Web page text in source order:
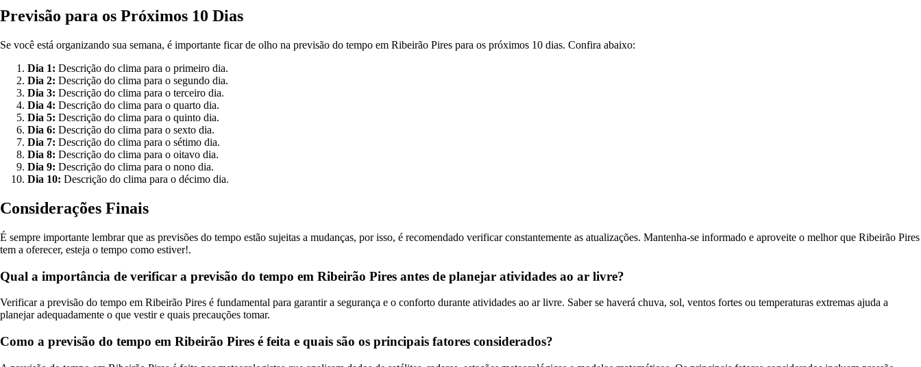
Previsão para os Próximos 10 Dias
Se você está organizando sua semana, é importante ficar de olho na previsão do tempo em Ribeirão Pires para os próximos 10 dias. Confira abaixo:
Dia 1: Descrição do clima para o primeiro dia.
Dia 2: Descrição do clima para o segundo dia.
Dia 3: Descrição do clima para o terceiro dia.
Dia 4: Descrição do clima para o quarto dia.
Dia 5: Descrição do clima para o quinto dia.
Dia 6: Descrição do clima para o sexto dia.
Dia 7: Descrição do clima para o sétimo dia.
Dia 8: Descrição do clima para o oitavo dia.
Dia 9: Descrição do clima para o nono dia.
Dia 10: Descrição do clima para o décimo dia.
Considerações Finais
É sempre importante lembrar que as previsões do tempo estão sujeitas a mudanças, por isso, é recomendado verificar constantemente as atualizações. Mantenha-se informado e aproveite o melhor que Ribeirão Pires
tem a oferecer, esteja o tempo como estiver!.
Qual a importância de verificar a previsão do tempo em Ribeirão Pires antes de planejar atividades ao ar livre?
Verificar a previsão do tempo em Ribeirão Pires é fundamental para garantir a segurança e o conforto durante atividades ao ar livre. Saber se haverá chuva, sol, ventos fortes ou temperaturas extremas ajuda a
planejar adequadamente o que vestir e quais precauções tomar.
Como a previsão do tempo em Ribeirão Pires é feita e quais são os principais fatores considerados?